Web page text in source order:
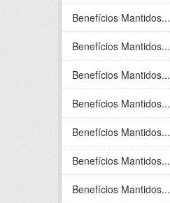
Benefícios Mantidos...
Benefícios Mantidos...
Benefícios Mantidos...
Benefícios Mantidos...
Benefícios Mantidos...
Benefícios Mantidos...
Benefícios Mantidos...